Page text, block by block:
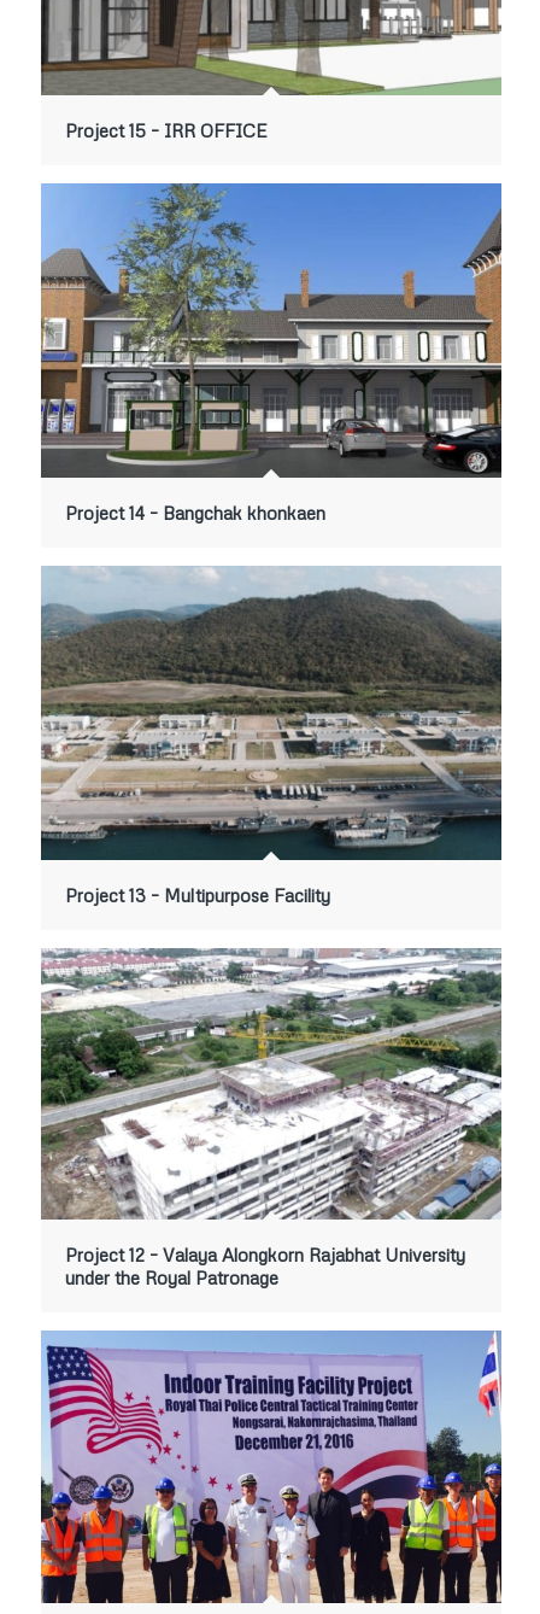
Project 15 – IRR OFFICE
Project 14 – Bangchak khonkaen
Project 13 – Multipurpose Facility
Project 12 – Valaya Alongkorn Rajabhat University
under the Royal Patronage